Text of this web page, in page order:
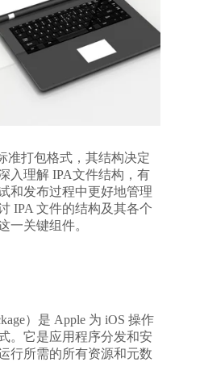
准打包格式，其结构决定
入理解 IPA文件结构，有
和发布过程中更好地管理
IPA 文件的结构及其各个
一关键组件。
）是 Apple 为 iOS 操作
。它是应用程序分发和安
行所需的所有资源和元数